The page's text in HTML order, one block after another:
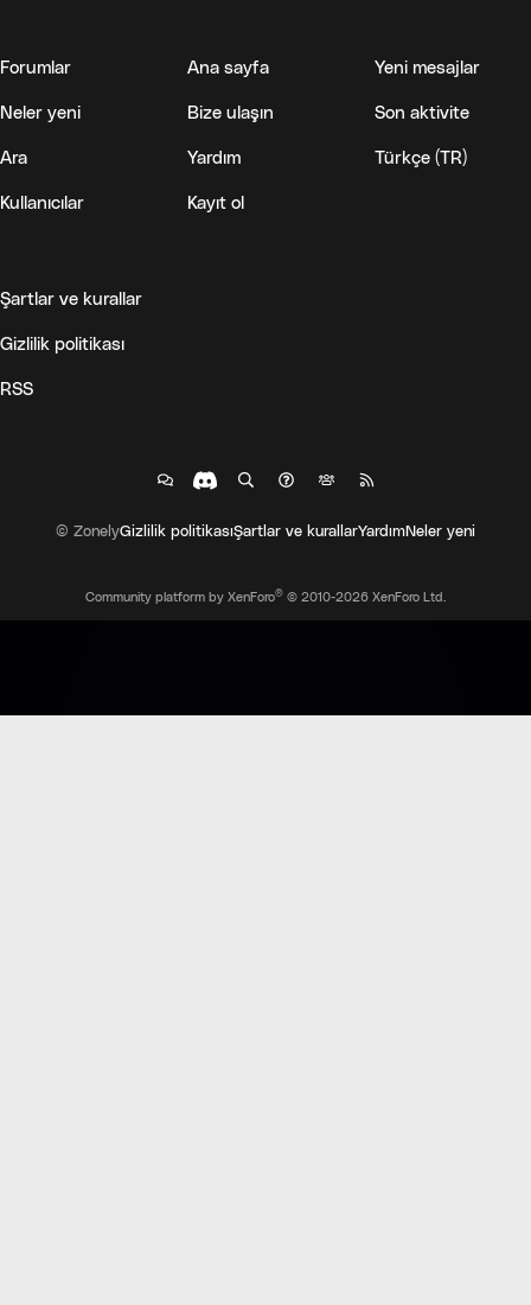
Forumlar
Neler yeni
Ara
Kullanıcılar
Ana sayfa
Bize ulaşın
Yardım
Kayıt ol
Yeni mesajlar
Son aktivite
Türkçe (TR)
Şartlar ve kurallar
Gizlilik politikası
RSS
© ZonelyGizlilik politikasıŞartlar ve kurallarYardımNeler yeni
Community platform by XenForo® © 2010-2026 XenForo Ltd.